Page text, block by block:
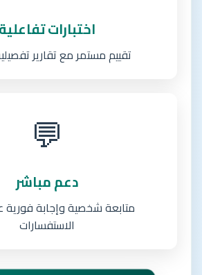
اختبارات تفاعلية
تقييم مستمر مع تقارير
💬
دعم مباشر
متابعة شخصية وإجابة
الاستفسارات